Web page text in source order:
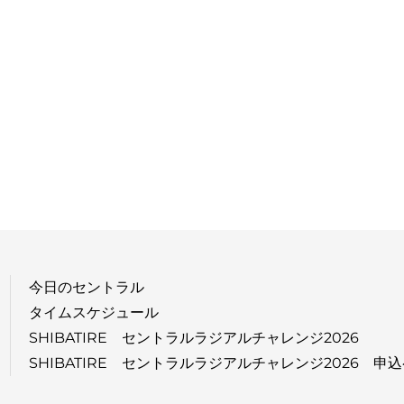
今日のセントラル
タイムスケジュール
SHIBATIRE セントラルラジアルチャレンジ2026
SHIBATIRE セントラルラジアルチャレンジ2026 申込